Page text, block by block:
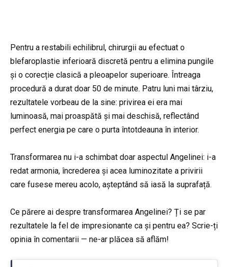
Pentru a restabili echilibrul, chirurgii au efectuat o
blefaroplastie inferioară discretă pentru a elimina pungile
și o corecție clasică a pleoapelor superioare. Întreaga
procedură a durat doar 50 de minute. Patru luni mai târziu,
rezultatele vorbeau de la sine: privirea ei era mai
luminoasă, mai proaspătă și mai deschisă, reflectând
perfect energia pe care o purta întotdeauna în interior.
Transformarea nu i-a schimbat doar aspectul Angelinei: i-a
redat armonia, încrederea și acea luminozitate a privirii
care fusese mereu acolo, așteptând să iasă la suprafață.
Ce părere ai despre transformarea Angelinei? Ți se par
rezultatele la fel de impresionante ca și pentru ea? Scrie-ți
opinia în comentarii — ne-ar plăcea să aflăm!